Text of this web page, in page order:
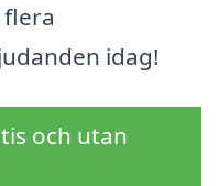
idag!
och utan